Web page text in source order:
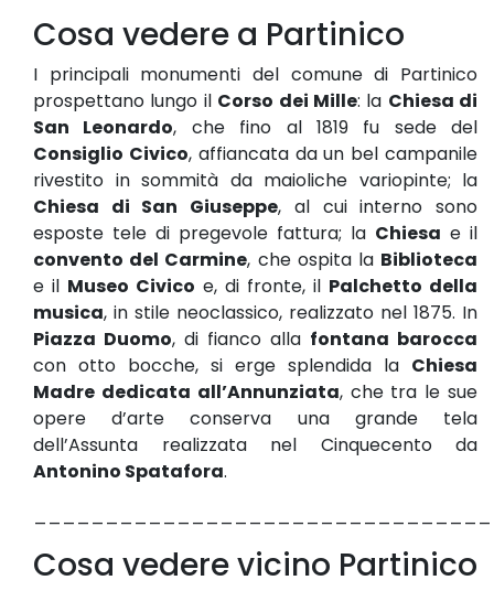
Cosa vedere a Partinico
I principali monumenti del comune di Partinico
prospettano lungo il Corso dei Mille: la Chiesa di
San Leonardo, che fino al 1819 fu sede del
Consiglio Civico, affiancata da un bel campanile
rivestito in sommità da maioliche variopinte; la
Chiesa di San Giuseppe, al cui interno sono
esposte tele di pregevole fattura; la Chiesa e il
convento del Carmine, che ospita la Biblioteca
e il Museo Civico e, di fronte, il Palchetto della
musica, in stile neoclassico, realizzato nel 1875. In
Piazza Duomo, di fianco alla fontana barocca
con otto bocche, si erge splendida la Chiesa
Madre dedicata all’Annunziata, che tra le sue
opere d’arte conserva una grande tela
dell’Assunta realizzata nel Cinquecento da
Antonino Spatafora.
Cosa vedere vicino Partinico